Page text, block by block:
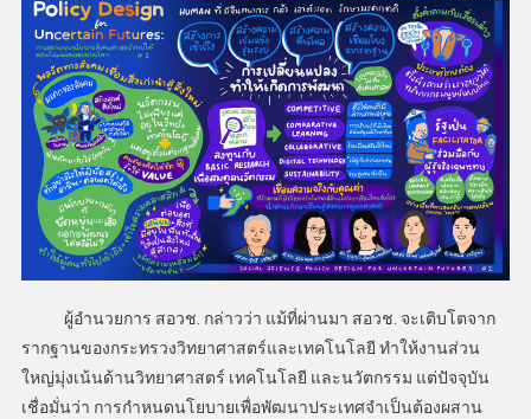
ผู้อำนวยการ สอวช. กล่าวว่า แม้ที่ผ่านมา สอวช. จะเติบโตจาก
รากฐานของกระทรวงวิทยาศาสตร์และเทคโนโลยี ทำให้งานส่วน
ใหญ่มุ่งเน้นด้านวิทยาศาสตร์ เทคโนโลยี และนวัตกรรม แต่ปัจจุบัน
เชื่อมั่นว่า การกำหนดนโยบายเพื่อพัฒนาประเทศจำเป็นต้องผสาน